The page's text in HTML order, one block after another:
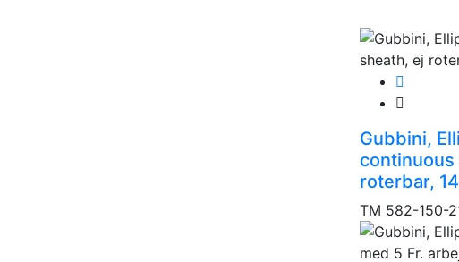
Gubbini,
continuous
roterbar,
TM 582-150-